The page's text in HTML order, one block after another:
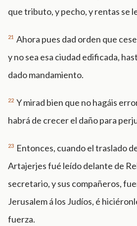
que tributo, y pecho, y rentas se
21 Ahora pues dad orden que
y no sea esa ciudad edificada,
dado mandamiento.
22 Y mirad bien que no hagáis
habrá de crecer el daño para
23 Entonces, cuando el traslado
Artajerjes fué leído delante de
secretario, y sus compañeros,
Jerusalem á los Judíos, é
fuerza.